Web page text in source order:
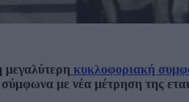
μεγαλύτερη κυκλοφοριακή
με νέα μέτρηση της